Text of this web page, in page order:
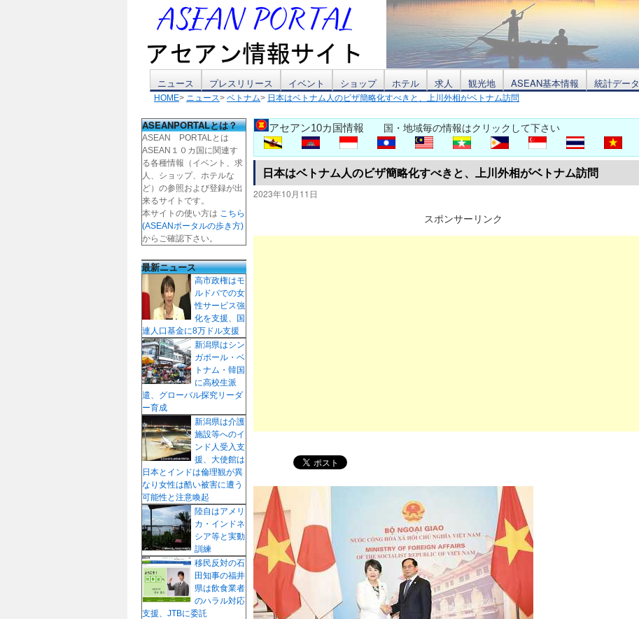
テ
ン
ツ
へ
ス
キ
ッ
プ
ニュース プレスリリース イベント ショップ ホテル 求人 観光地 ASEAN基本情報 統計データ
HOME> ニュース> ベトナム> 日本はベトナム人のビザ簡略化すべきと、上川外相がベトナム訪問
アセアン10カ国情報 国・地域毎の情報はクリックして下さい
日本はベトナム人のビザ簡略化すべきと、上川外相がベトナム訪問
2023年10月11日
スポンサーリンク
ASEANPORTALとは？
ASEAN PORTALとは
ASEAN１０カ国に関連す
る各種情報（イベント、求
人、ショップ、ホテルな
ど）の参照および登録が出
来るサイトです。
本サイトの使い方は こちら
(ASEANポータルの歩き方)
からご確認下さい。
最新ニュース
高市政権はモ
ルドバでの女
性サービス強
化を支援、国
連人口基金に8万ドル支援
新潟県はシン
ガポール・ベ
トナム・韓国
に高校生派
遣、グローバル探究リーダ
ー育成
新潟県は介護
施設等へのイ
ンド人受入支
援、大使館は
日本とインドは倫理観が異
なり女性は酷い被害に遭う
可能性と注意喚起
陸自はアメリ
カ・インドネ
シア等と実動
訓練
移民反対の石
田知事の福井
県は飲食業者
のハラル対応
支援、JTBに委託